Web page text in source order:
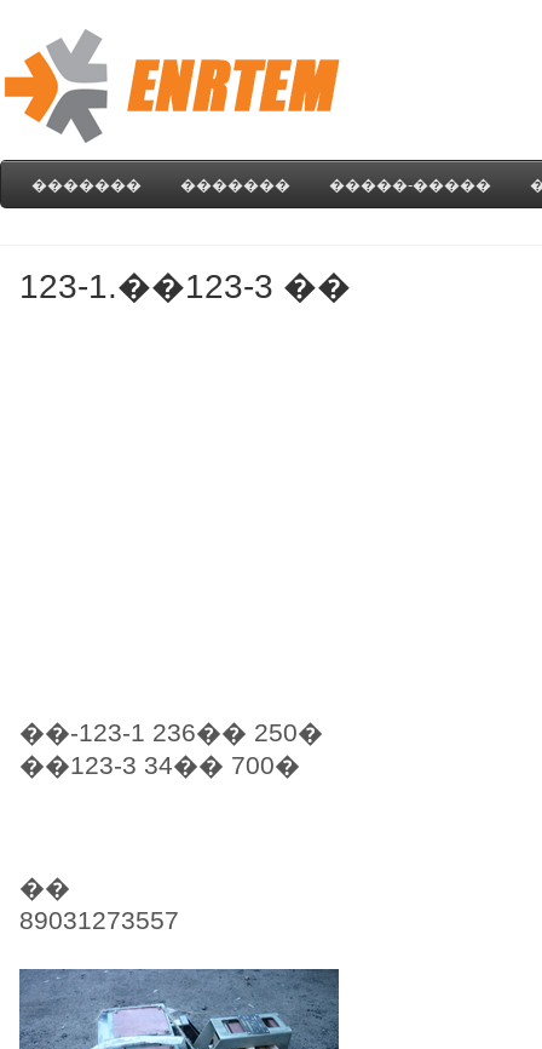
������� ������� �����-�����
123-1.��123-3 ��
��-123-1 236�� 250�
��123-3 34�� 700�
��
89031273557